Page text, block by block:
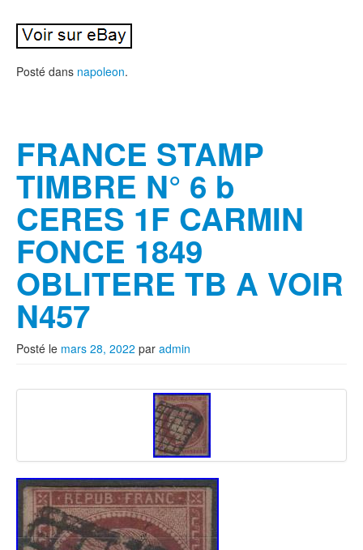
Posté dans napoleon.
FRANCE STAMP
TIMBRE N° 6 b
CERES 1F CARMIN
FONCE 1849
OBLITERE TB A VOIR
N457
Posté le mars 28, 2022 par admin